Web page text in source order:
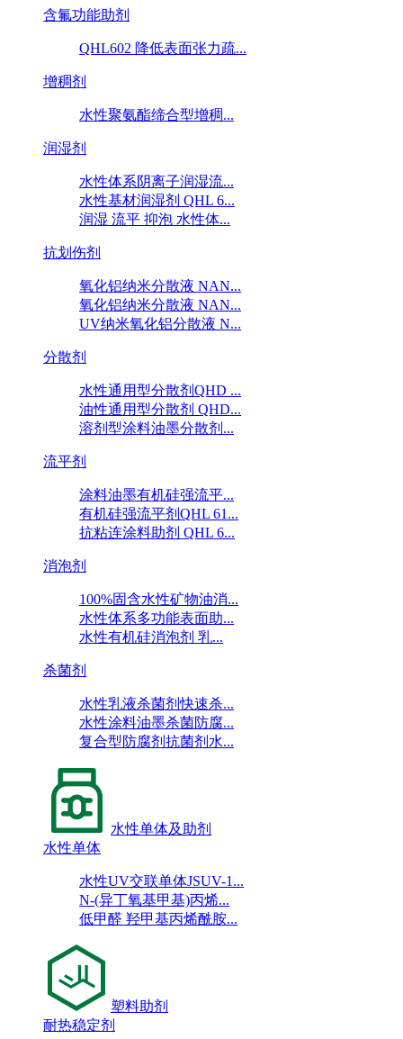
含氟功能助剂
QHL602 降低表面张力疏...
增稠剂
水性聚氨酯缔合型增稠...
润湿剂
水性体系阴离子润湿流...
水性基材润湿剂 QHL 6...
润湿 流平 抑泡 水性体...
抗划伤剂
氧化铝纳米分散液 NAN...
氧化铝纳米分散液 NAN...
UV纳米氧化铝分散液 N...
分散剂
水性通用型分散剂QHD ...
油性通用型分散剂 QHD...
溶剂型涂料油墨分散剂...
流平剂
涂料油墨有机硅强流平...
有机硅强流平剂QHL 61...
抗粘连涂料助剂 QHL 6...
消泡剂
100%固含水性矿物油消...
水性体系多功能表面助...
水性有机硅消泡剂 乳...
杀菌剂
水性乳液杀菌剂快速杀...
水性涂料油墨杀菌防腐...
复合型防腐剂抗菌剂水...
水性单体及助剂
水性单体
水性UV交联单体JSUV-1...
N-(异丁氧基甲基)丙烯...
低甲醛 羟甲基丙烯酰胺...
塑料助剂
耐热稳定剂